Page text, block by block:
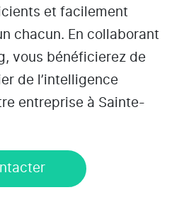
et facilement
chacun. En collaborant
vous bénéficierez de
de l’intelligence
entreprise à Sainte-